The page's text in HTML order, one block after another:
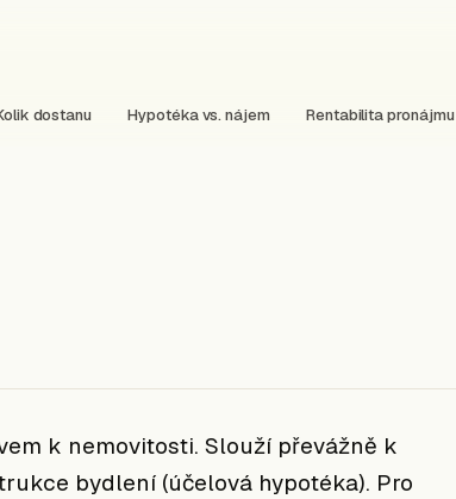
dostanu Hypotéka vs. nájem Rentabilita pronájmu
k nemovitosti. Slouží převážně k
bydlení (účelová hypotéka). Pro